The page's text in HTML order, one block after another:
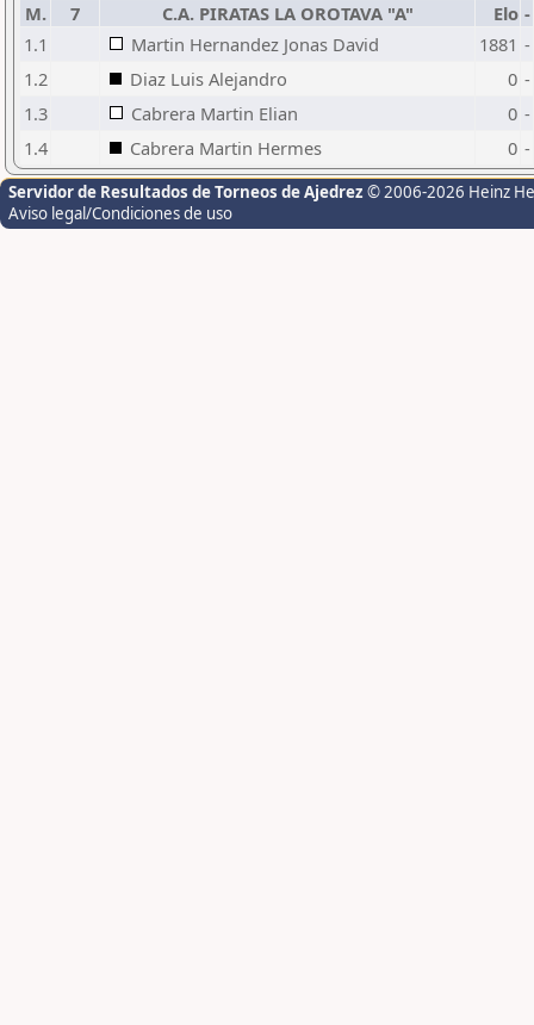
M.
7 C.A. PIRATAS LA OROTAVA "A" Elo -
1.1
Martin Hernandez Jonas David 1881 -
1.2
Diaz Luis Alejandro 0 -
1.3
Cabrera Martin Elian 0 -
1.4
Cabrera Martin Hermes 0 -
Servidor de Resultados de Torneos de Ajedrez © 2006-2026 Heinz
Aviso legal/Condiciones de uso